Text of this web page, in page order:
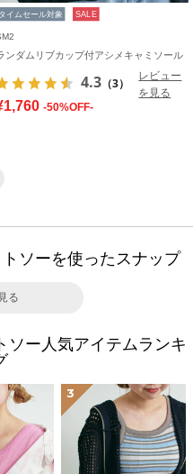
タイムセール対象 SALE
ンダムリブカップ付アシメキャミソール
4.3 （3）
レビュー
を見る
-50%OFF-
ソーを使ったスナップ
る
ソー人気アイテムランキ
3